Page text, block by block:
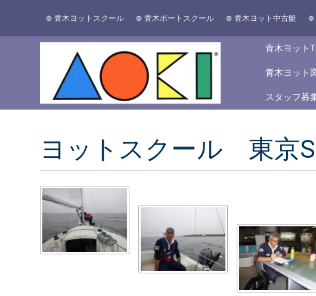
青木ヨットスクール 青木ボートスクール 青木ヨット中古艇
青木ヨット
青木ヨット
スタッフ募
ヨットスクール 東京